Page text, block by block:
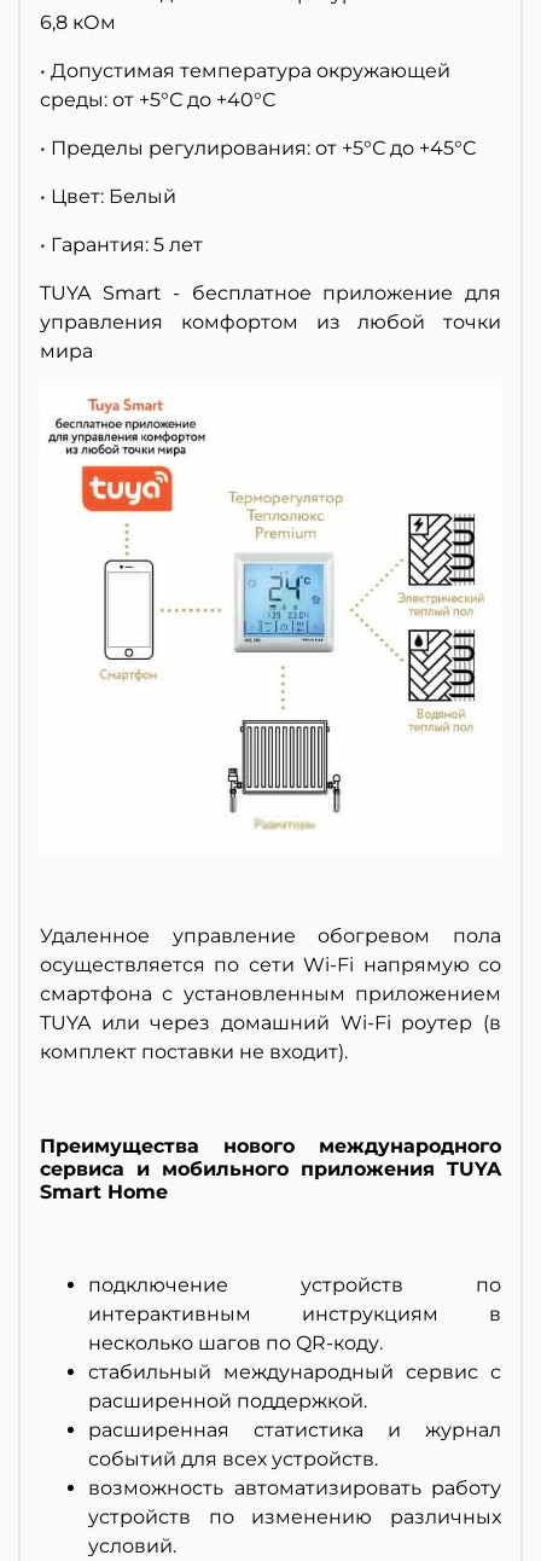
6,8 кОм
• Допустимая температура окружающей
среды: от +5°С до +40°С
• Пределы регулирования: от +5°С до +45°С
• Цвет: Белый
• Гарантия: 5 лет
TUYA Smart - бесплатное приложение для
управления комфортом из любой точки
мира
Удаленное управление обогревом пола
осуществляется по сети Wi-Fi напрямую со
смартфона с установленным приложением
TUYA или через домашний Wi-Fi роутер (в
комплект поставки не входит).
Преимущества нового международного
сервиса и мобильного приложения TUYA
Smart Home
подключение устройств по
интерактивным инструкциям в
несколько шагов по QR-коду.
стабильный международный сервис с
расширенной поддержкой.
расширенная статистика и журнал
событий для всех устройств.
возможность автоматизировать работу
устройств по изменению различных
условий.